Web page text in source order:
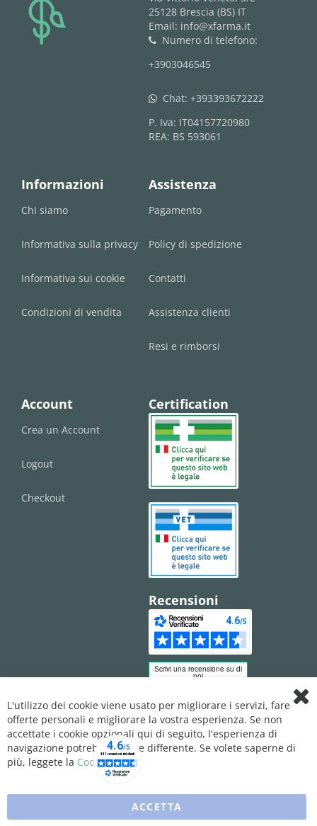
25128 Brescia (BS) IT
Email: info@xfarma.it
phone
Numero di telefono:
+3903046545
whatsapp Chat: +393393672222
P. Iva: IT04157720980
REA: BS 593061
Informazioni
Chi siamo
Informativa sulla privacy
Informativa sui cookie
Condizioni di vendita
Assistenza
Pagamento
Policy di spedizione
Contatti
Assistenza clienti
Resi e rimborsi
Account
Crea un Account
Logout
Checkout
Certification
Recensioni
L'utilizzo dei cookie viene usato per migliorare i servizi, fare
offerte personali e migliorare la vostra esperienza. Se non
accettate i cookie opzionali qui di seguito, l'esperienza di
navigazione potrebbe essere differente. Se volete saperne di
più, leggete la Cookie Policy
ACCETTA